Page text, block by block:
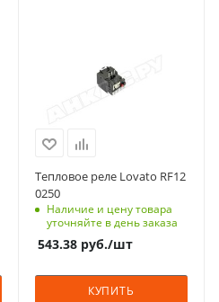
Тепловое реле Lovato RF12
0250
Наличие и цену товара
уточняйте в день заказа
543.38руб./шт
КУПИТЬ